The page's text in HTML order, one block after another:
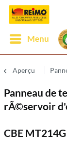
Menu
Aperçu
Panneau de
rÃ©servoir
CBE